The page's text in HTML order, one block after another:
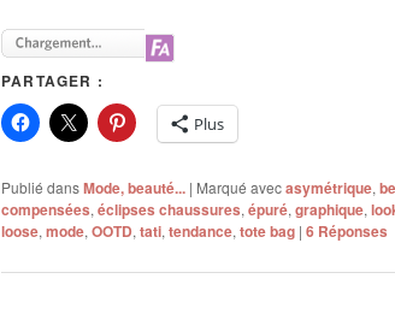
PARTAGER :
Plus
Publié dansMode, beauté... | Marqué avecasymétrique,
compensées,éclipses chaussures,épuré,graphique,
loose,mode,OOTD,tati,tendance,tote bag | 6 Réponses